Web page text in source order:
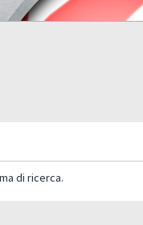
di ricerca.